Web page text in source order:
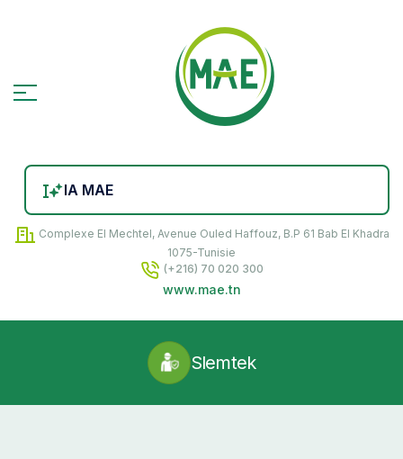
IA MAE
Complexe El Mechtel, Avenue Ouled Haffouz, B.P 61 Bab El Khadra
1075-Tunisie
(+216) 70 020 300
www.mae.tn
Slemtek